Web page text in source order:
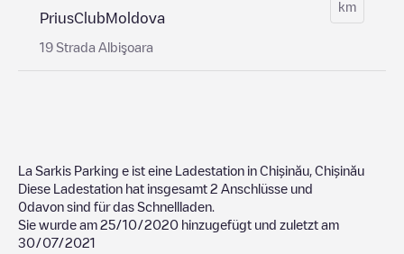
PriusClubMoldova
19 Strada Albişoara
km
La Sarkis Parking e ist eine Ladestation in Chișinău Chișinău
Diese Ladestation hat insgesamt 2 Anschlüsse und
0davon sind für das Schnellladen.
Sie wurde am 25/10/2020 hinzugefügt und zuletzt am
30/07/2021